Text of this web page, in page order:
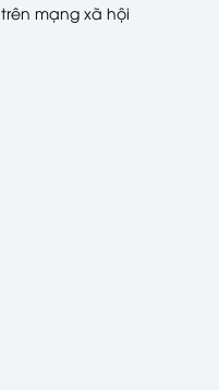
mạng xã hội